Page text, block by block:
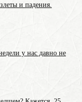
и падения.
у нас давно не